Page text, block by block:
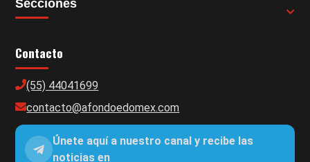
Secciones
Contacto
(55) 44041699
contacto@afondoedomex.com
Únete aquí a nuestro canal y recibe las
noticias en